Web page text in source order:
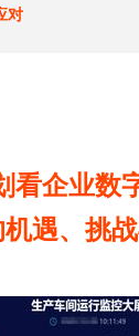
对
看企业数
遇、挑